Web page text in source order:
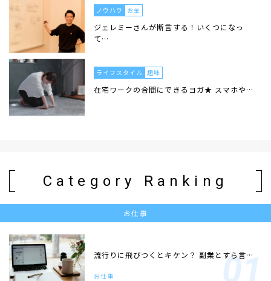
ノウハウ お金
ジェレミーさんが断言する！いくつになっ
て…
ライフスタイル 趣味
在宅ワークの合間にできるヨガ★ スマホや…
Category Ranking
お仕事
流行りに飛びつくとキケン？ 副業とすら言…
お仕事